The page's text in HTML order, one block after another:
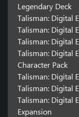
Legendary Deck
Talisman: Digital
Talisman: Digital
Talisman: Digital
Talisman: Digital
Character Pack
Talisman: Digital
Talisman: Digital
Talisman: Digital
Expansion